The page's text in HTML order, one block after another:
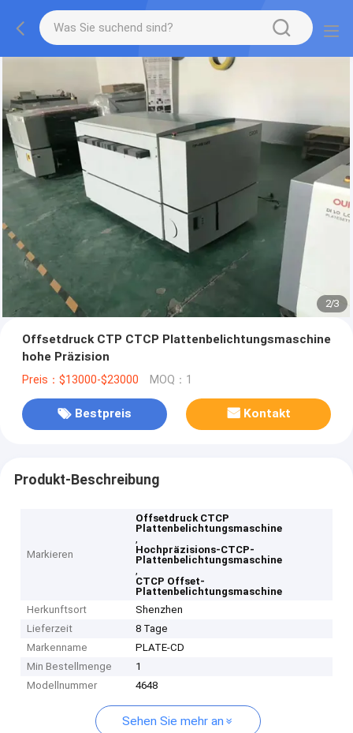
2/3
Offsetdruck CTP CTCP Plattenbelichtungsmaschine
hohe Präzision
Preis：$13000-$23000 MOQ：1
Bestpreis Kontakt
Produkt-Beschreibung
Markieren
Offsetdruck CTCP
Plattenbelichtungsmaschine
,
Hochpräzisions-CTCP-
Plattenbelichtungsmaschine
,
CTCP Offset-
Plattenbelichtungsmaschine
Herkunftsort
Shenzhen
Lieferzeit
8 Tage
Markenname
PLATE-CD
Min Bestellmenge
1
Modellnummer
4648
Sehen Sie mehr an